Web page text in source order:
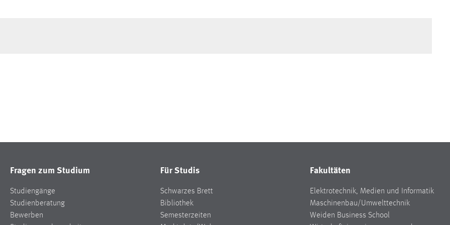
Fragen zum Studium
Studiengänge
Studienberatung
Bewerben
Für Studis
Schwarzes Brett
Bibliothek
Semesterzeiten
Fakultäten
Elektrotechnik, Medien und Informatik
Maschinenbau/Umwelttechnik
Weiden Business School